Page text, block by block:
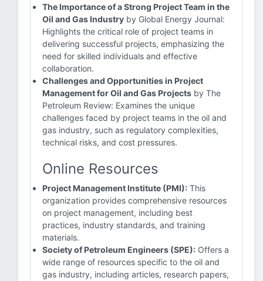
The Importance of a Strong Project Team in the
Oil and Gas Industry by Global Energy Journal:
Highlights the critical role of project teams in
delivering successful projects, emphasizing the
need for skilled individuals and effective
collaboration.
Challenges and Opportunities in Project
Management for Oil and Gas Projects by The
Petroleum Review: Examines the unique
challenges faced by project teams in the oil and
gas industry, such as regulatory complexities,
technical risks, and cost pressures.
Online Resources
Project Management Institute (PMI): This
organization provides comprehensive resources
on project management, including best
practices, industry standards, and training
materials.
Society of Petroleum Engineers (SPE): Offers a
wide range of resources specific to the oil and
gas industry, including articles, research papers,